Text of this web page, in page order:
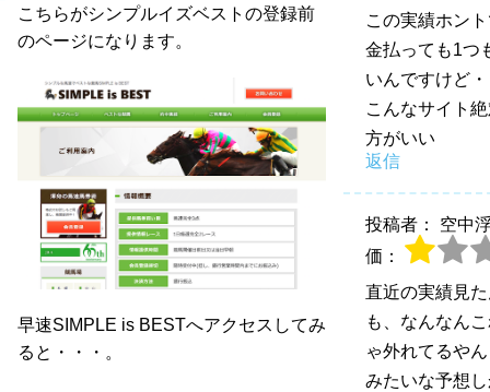
こちらがシンプルイズベストの登録前
のページになります。
早速SIMPLE is BESTへアクセスしてみ
ると・・・。
この実績ホン
金払っても1つ
いんですけど
こんなサイト
方がいい
返信
投稿者： 空中
価：
直近の実績見
も、なんなん
ゃ外れてるや
みたいな予想